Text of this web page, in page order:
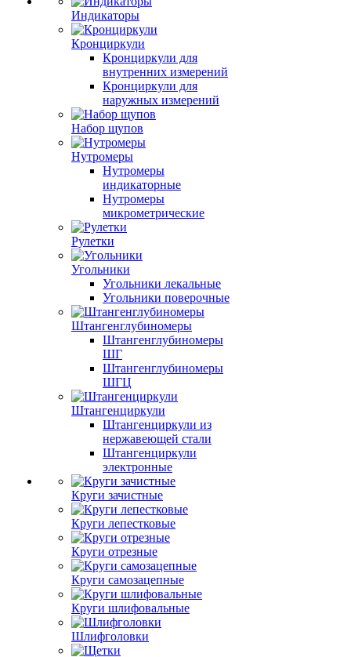
Индикаторы
Кронциркули
Кронциркули для
внутренних измерений
Кронциркули для
наружных измерений
Набор щупов
Нутромеры
Нутромеры
индикаторные
Нутромеры
микрометрические
Рулетки
Угольники
Угольники лекальные
Угольники поверочные
Штангенглубиномеры
Штангенглубиномеры
ШГ
Штангенглубиномеры
ШГЦ
Штангенциркули
Штангенциркули из
нержавеющей стали
Штангенциркули
электронные
Круги зачистные
Круги лепестковые
Круги отрезные
Круги самозацепные
Круги шлифовальные
Шлифголовки